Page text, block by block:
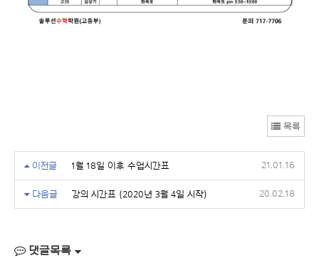
목록
이전글 1월 18일 이후 수업시간표 21.01.16
다음글 강의 시간표 (2020년 3월 4일 시작) 20.02.18
댓글목록